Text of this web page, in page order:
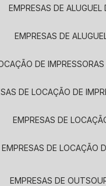
EMPRESAS DE
EMPRESAS DE
DE
DE LOCAÇÃO DE
EMPRESAS DE
EMPRESAS DE LOCAÇÃO
EMPRESAS DE